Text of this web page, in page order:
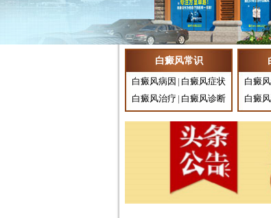
白癜风常识
白癜风病因 | 白癜风症状
白癜风治疗 | 白癜风诊断
白癜
白癜